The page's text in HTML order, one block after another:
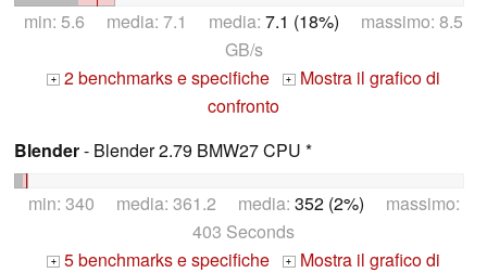
min: 5.6 media: 7.1 media: 7.1 (18%) massimo: 8.5
GB/s
+ 2 benchmarks e specifiche + Mostra il grafico di
confronto
Blender- Blender 2.79 BMW27 CPU *
min: 340 media: 361.2 media: 352 (2%) massimo:
403 Seconds
+ 5 benchmarks e specifiche + Mostra il grafico di